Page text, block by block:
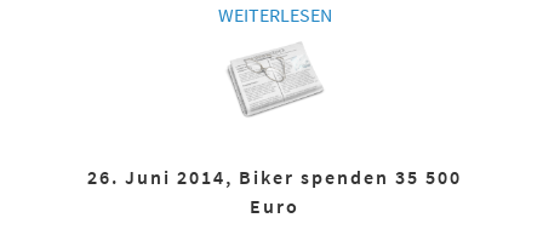
WEITERLESEN
26. Juni 2014, Biker spenden 35 500
Euro